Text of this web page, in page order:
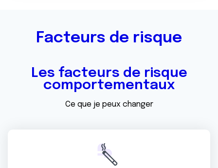
Facteurs de risque
Les facteurs de risque
comportementaux
Ce que je peux changer